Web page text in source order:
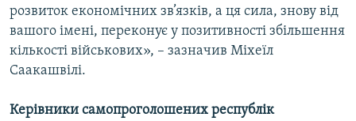
розвиток економічних зв’язків, а ця сила, знову від
вашого імені, переконує у позитивності збільшення
кількості військових», – зазначив Міхеїл
Саакашвілі.
Керівники самопроголошених республік